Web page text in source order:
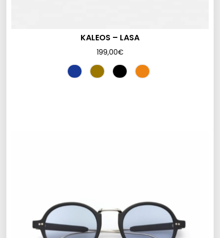
KALEOS – LASA
199,00€